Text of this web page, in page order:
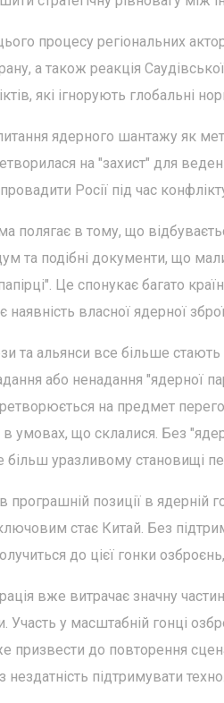
процесу регіональних
а також реакція
які ігнорують глобальні
ядерного шантажу як
на "захист" для
Росії під час
в тому, що
та подібні документи, що мали
Це спонукає багато
наявність власної ядерної
та альянси все більше
або ненадання
на предмет
умовах, що склалися. Без
уразливому становищі
програшній позиції в ядерній
стає Китай. Без
до цієї гонки
вже витрачає значну
Участь у масштабній гонці
призвести до повторення
підтримувати